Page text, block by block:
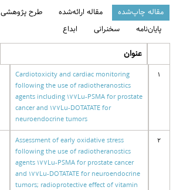
مقاله چاپ‌شده مقاله ارائه‌شده طرح پژوهشی
پایان‌نامه
سخنرانی ابداع
عنوان
1
Cardiotoxicity and cardiac monitoring
following the use of radiotheranostics
agents including 177Lu-PSMA for prostate
cancer and 177Lu-DOTATATE for
neuroendocrine tumors
2
Assessment of early oxidative stress
following the use of radiotheranostics
agents 177Lu-PSMA for prostate cancer
and 177Lu-DOTATATE for neuroendocrine
tumors; radioprotective effect of vitamin